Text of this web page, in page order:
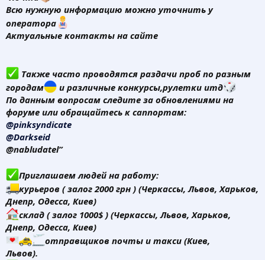
Всю нужную информацию можно уточнить у
оператора
Актуальные контакты на сайте
Также часто проводятся раздачи проб по разным
городам
и различные конкурсы,рулетки итд
По данным вопросам следите за обновлениями на
форуме или обращайтесь к саппортам:
@pinksyndicate
@Darkseid
@nabludatel”
Приглашаем людей на работу:
курьеров ( залог 2000 грн ) (Черкассы, Львов, Харьков,
Днепр, Одесса, Киев)
склад ( залог 1000$ ) (Черкассы, Львов, Харьков,
Днепр, Одесса, Киев)
отправщиков почты и такси (Киев,
Львов).